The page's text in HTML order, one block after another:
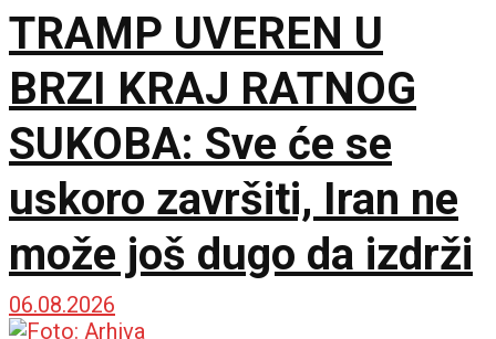
TRAMP UVEREN U
BRZI KRAJ RATNOG
SUKOBA: Sve će se
uskoro završiti, Iran ne
može još dugo da izdrži
06.08.2026